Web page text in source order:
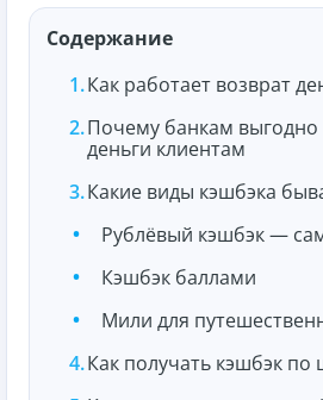
Содержание
Как работает возврат
Почему банкам
деньги клиентам
Какие виды кэшбэка
Рублёвый кэшбэк —
Кэшбэк баллами
Мили для
Как получать кэшбэк по